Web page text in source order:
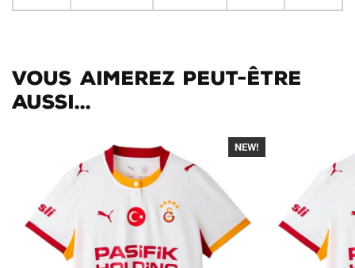
Vous aimerez peut-être
aussi...
-40%
NEW!